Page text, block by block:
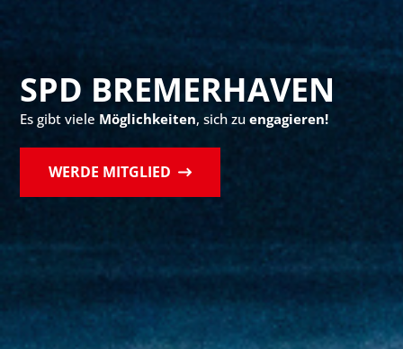
SPD BREMERHAVEN
Es gibt viele Möglichkeiten, sich zu engagieren!
WERDE MITGLIED